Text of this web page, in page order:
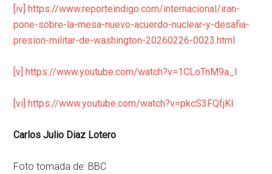
[iv] https://www.reporteindigo.com/internacional/iran-
pone-sobre-la-mesa-nuevo-acuerdo-nuclear-y-desafia-
presion-militar-de-washington-20260226-0023.html
[v] https://www.youtube.com/watch?v=1CLoTnM9a_I
[vi] https://www.youtube.com/watch?v=pkcS3FQfjKI
Carlos Julio Diaz Lotero
Foto tomada de: BBC